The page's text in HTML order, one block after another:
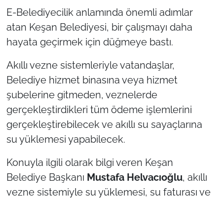
E-Belediyecilik anlamında önemli adımlar
atan Keşan Belediyesi, bir çalışmayı daha
hayata geçirmek için düğmeye bastı.
Akıllı vezne sistemleriyle vatandaşlar,
Belediye hizmet binasına veya hizmet
şubelerine gitmeden, veznelerde
gerçekleştirdikleri tüm ödeme işlemlerini
gerçekleştirebilecek ve akıllı su sayaçlarına
su yüklemesi yapabilecek.
Konuyla ilgili olarak bilgi veren Keşan
Belediye Başkanı Mustafa Helvacıoğlu, akıllı
vezne sistemiyle su yüklemesi, su faturası ve
TÜRKİYE
Bölge
Güvenlik
Genel
Politika
Flaş Haber
Dış Haberler
Magazin